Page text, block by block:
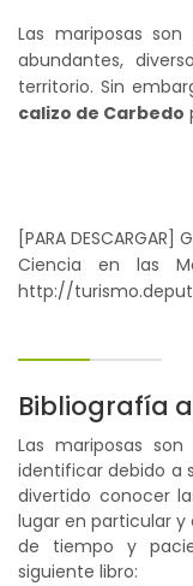
Las mariposas
abundantes,
territorio. Sin
calizo de Carbedo
[PARA DESCARGAR]
Ciencia en las
http://
Bibliografía
Las mariposas
identificar debido a
divertido conocer
lugar en particular
de tiempo y
siguiente libro: